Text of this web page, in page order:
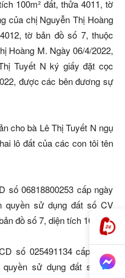
100m² đất, thửa 4011, tờ
của chị Nguyễn Thị Hoàng
tờ bản đồ số 7, thuộc
Hoàng M. Ngày 06/4/2022,
Tuyết N ký giấy đặt cọc
được các bên đương sự
cho bà Lê Thị Tuyết N ngụ
lô đất của các con tôi tên
số 06818800253 cấp ngày
quyền sử dụng đất số CV
đồ số 7, diện tích 100m².
số 025491134 cấp ngày
quyền sử dụng đất số CV